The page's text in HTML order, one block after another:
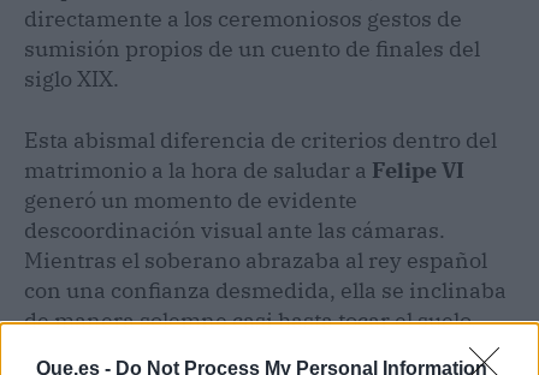
Que.es - Do Not Process My Personal Information
directamente a los ceremoniosos gestos de
sumisión propios de un cuento de finales del
siglo XIX.
Esta abismal diferencia de criterios dentro del
matrimonio a la hora de saludar a Felipe VI
generó un momento de evidente
descoordinación visual ante las cámaras.
Mientras el soberano abrazaba al rey español
con una confianza desmedida, ella se inclinaba
de manera solemne casi hasta tocar el suelo.